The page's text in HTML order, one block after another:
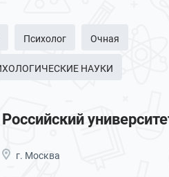
Психолог Очная
НАУКИ
Российский
г. Москва